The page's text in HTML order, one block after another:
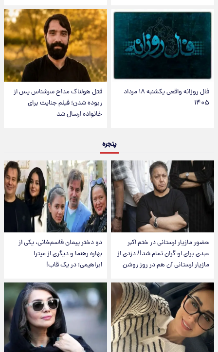
فال روزانه واقعی یکشنبه ۱۸ مرداد
۱۴۰۵
قتل هولناک مداح سرشناس پس از
ربوده شدن؛ فیلم جنایت برای
خانواده ارسال شد
پنجره
حضور مازیار لرستانی در ختم اکبر
عبدی برای او گران تمام شد!/ دزدی از
مازیار لرستانی آن هم در روز روشن
دو دختر پیمان قاسم‌خانی، یکی از
بهاره رهنما و دیگری از میترا
ابراهیمی؛ در یک قاب!